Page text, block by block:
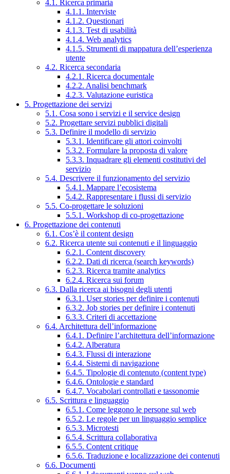
4.1. Ricerca primaria
4.1.1. Interviste
4.1.2. Questionari
4.1.3. Test di usabilità
4.1.4. Web analytics
4.1.5. Strumenti di mappatura dell’esperienza
utente
4.2. Ricerca secondaria
4.2.1. Ricerca documentale
4.2.2. Analisi benchmark
4.2.3. Valutazione euristica
5. Progettazione dei servizi
5.1. Cosa sono i servizi e il service design
5.2. Progettare servizi pubblici digitali
5.3. Definire il modello di servizio
5.3.1. Identificare gli attori coinvolti
5.3.2. Formulare la proposta di valore
5.3.3. Inquadrare gli elementi costitutivi del
servizio
5.4. Descrivere il funzionamento del servizio
5.4.1. Mappare l’ecosistema
5.4.2. Rappresentare i flussi di servizio
5.5. Co-progettare le soluzioni
5.5.1. Workshop di co-progettazione
6. Progettazione dei contenuti
6.1. Cos’è il content design
6.2. Ricerca utente sui contenuti e il linguaggio
6.2.1. Content discovery
6.2.2. Dati di ricerca (search keywords)
6.2.3. Ricerca tramite analytics
6.2.4. Ricerca sui forum
6.3. Dalla ricerca ai bisogni degli utenti
6.3.1. User stories per definire i contenuti
6.3.2. Job stories per definire i contenuti
6.3.3. Criteri di accettazione
6.4. Architettura dell’informazione
6.4.1. Definire l’architettura dell’informazione
6.4.2. Alberatura
6.4.3. Flussi di interazione
6.4.4. Sistemi di navigazione
6.4.5. Tipologie di contenuto (content type)
6.4.6. Ontologie e standard
6.4.7. Vocabolari controllati e tassonomie
6.5. Scrittura e linguaggio
6.5.1. Come leggono le persone sul web
6.5.2. Le regole per un linguaggio semplice
6.5.3. Microtesti
6.5.4. Scrittura collaborativa
6.5.5. Content critique
6.5.6. Traduzione e localizzazione dei contenuti
6.6. Documenti